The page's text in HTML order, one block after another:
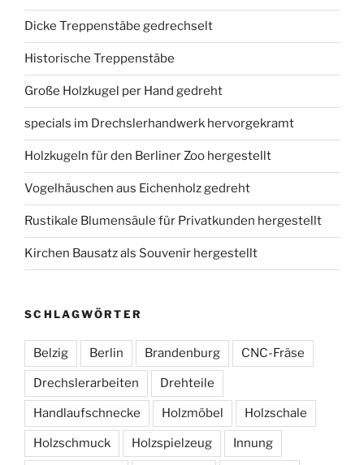
Dicke Treppenstäbe gedrechselt
Historische Treppenstäbe
Große Holzkugel per Hand gedreht
specials im Drechslerhandwerk hervorgekramt
Holzkugeln für den Berliner Zoo hergestellt
Vogelhäuschen aus Eichenholz gedreht
Rustikale Blumensäule für Privatkunden hergestellt
Kirchen Bausatz als Souvenir hergestellt
SCHLAGWÖRTER
Belzig Berlin Brandenburg CNC-Fräse
Drechslerarbeiten Drehteile
Handlaufschnecke Holzmöbel Holzschale
Holzschmuck Holzspielzeug Innung